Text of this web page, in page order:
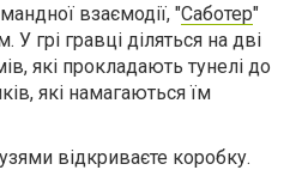
взаємодії, "Саботер"
грі гравці діляться на дві
які прокладають тунелі до
які намагаються їм
відкриваєте коробку.